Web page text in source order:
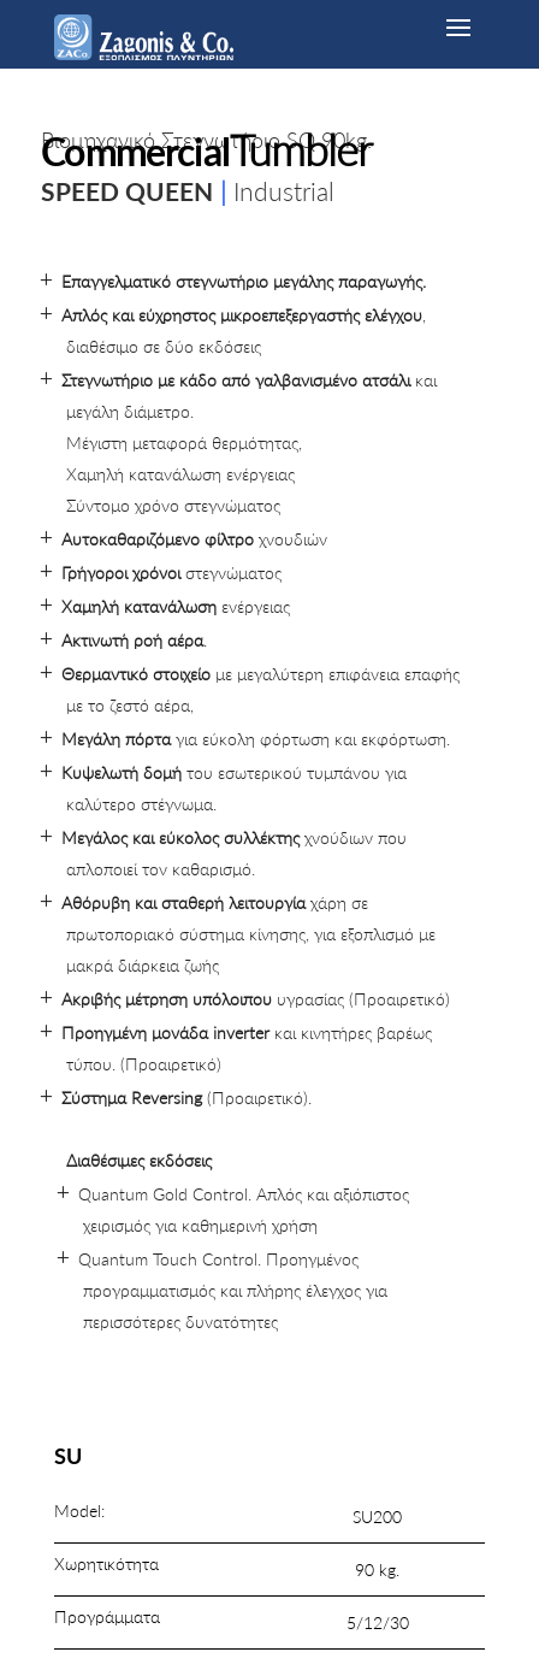
Βιομηχανικό Στεγνωτήριο SQ 90kg.
CommercialTumbler
SPEED QUEEN Industrial
Επαγγελματικό στεγνωτήριο μεγάλης παραγωγής.
Απλός και εύχρηστος μικροεπεξεργαστής ελέγχου,
διαθέσιμο σε δύο εκδόσεις
Στεγνωτήριο με κάδο από γαλβανισμένο ατσάλι και
μεγάλη διάμετρο.
Μέγιστη μεταφορά θερμότητας,
Χαμηλή κατανάλωση ενέργειας
Σύντομο χρόνο στεγνώματος
Αυτοκαθαριζόμενο φίλτρο χνουδιών
Γρήγοροι χρόνοι στεγνώματος
Xαμηλή κατανάλωση ενέργειας
Ακτινωτή ροή αέρα.
Θερμαντικό στοιχείο με μεγαλύτερη επιφάνεια επαφής
με το ζεστό αέρα,
Μεγάλη πόρτα για εύκολη φόρτωση και εκφόρτωση.
Kυψελωτή δομή του εσωτερικού τυμπάνου για
καλύτερο στέγνωμα.
Μεγάλος και εύκολος συλλέκτης χνούδιων που
απλοποιεί τον καθαρισμό.
Αθόρυβη και σταθερή λειτουργίαχάρη σε
πρωτοποριακό σύστημα κίνησης, για εξοπλισμό με
μακρά διάρκεια ζωής
Ακριβής μέτρηση υπόλοιπου υγρασίας (Προαιρετικό)
Προηγμένη μονάδα inverter και κινητήρες βαρέως
τύπου. (Προαιρετικό)
Σύστημα Reversing (Προαιρετικό).
Διαθέσιμες εκδόσεις
Quantum Gold Control. Απλός και αξιόπιστος
χειρισμός για καθημερινή χρήση
Quantum Touch Control. Προηγμένος
προγραμματισμός και πλήρης έλεγχος για
περισσότερες δυνατότητες
SU
Model:
Χωρητικότητα
Προγράμματα
SU200
90 kg.
5/12/30